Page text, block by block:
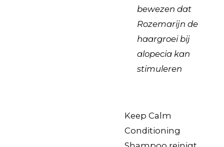
bewezen dat
Rozemarijn de
haargroei bij
alopecia kan
stimuleren
Keep Calm
Conditioning